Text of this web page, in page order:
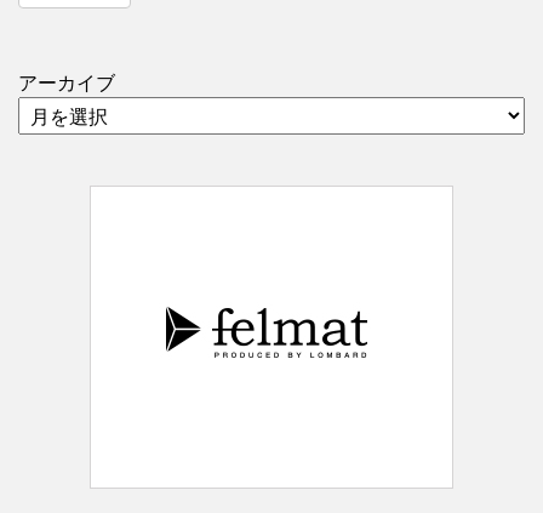
アーカイブ